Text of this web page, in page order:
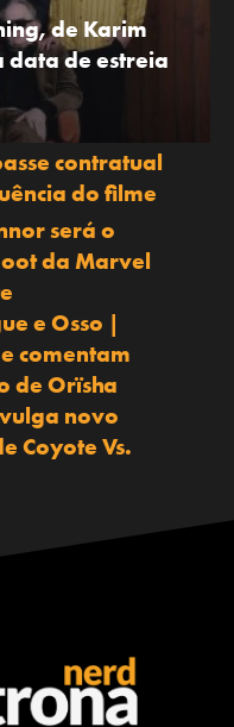
de Karim
data de estreia
contratual
do filme
será o
da Marvel
e Osso |
comentam
de Orïsha
novo
Coyote Vs.